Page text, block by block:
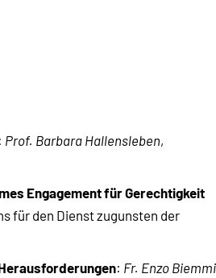
: Prof. Barbara Hallensleben,
Engagement für Gerechtigkeit
für den Dienst zugunsten der
: Fr. Enzo Biemmi